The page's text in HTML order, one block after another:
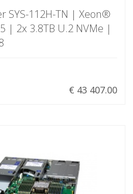
SYS-112H-TN | Xeon®
| 2x 3.8TB U.2 NVMe |
€ 43 407.00